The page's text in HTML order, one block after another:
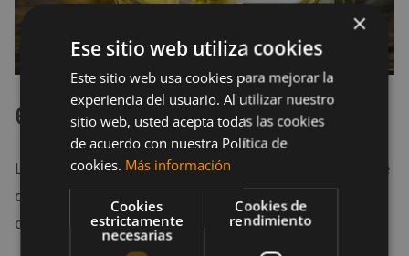
6. Pimientos
Los pimientos contienen una cantidad impresionante
de nutrientes, peroson bajos en potasio, a
diferencia de muchos otros vegetales.
×
Ese sitio web utiliza cookies
Este sitio web usa cookies para mejorar la
experiencia del usuario. Al utilizar nuestro
sitio web, usted acepta todas las cookies
de acuerdo con nuestra Política de
cookies. Más información
Cookies
estrictamente
necesarias
Cookies de
rendimiento